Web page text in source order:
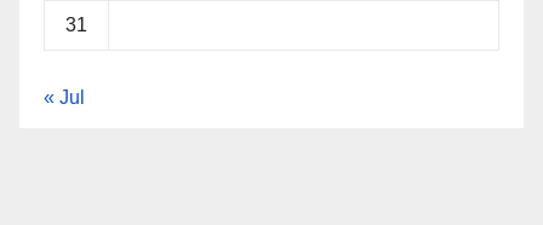
31
« Jul